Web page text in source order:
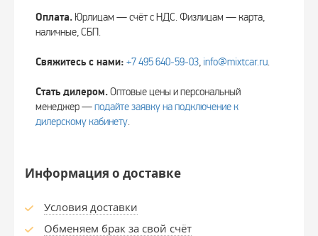
Оплата. Юрлицам — счёт с НДС. Физлицам — карта,
наличные, СБП.
Свяжитесь с нами: +7 495 640‑59‑03, info@mixtcar.ru.
Стать дилером.Оптовые цены и персональный
менеджер —подайте заявку на подключение к
дилерскому кабинету.
Информация о доставке
Условия доставки
Обменяем брак за свой счёт